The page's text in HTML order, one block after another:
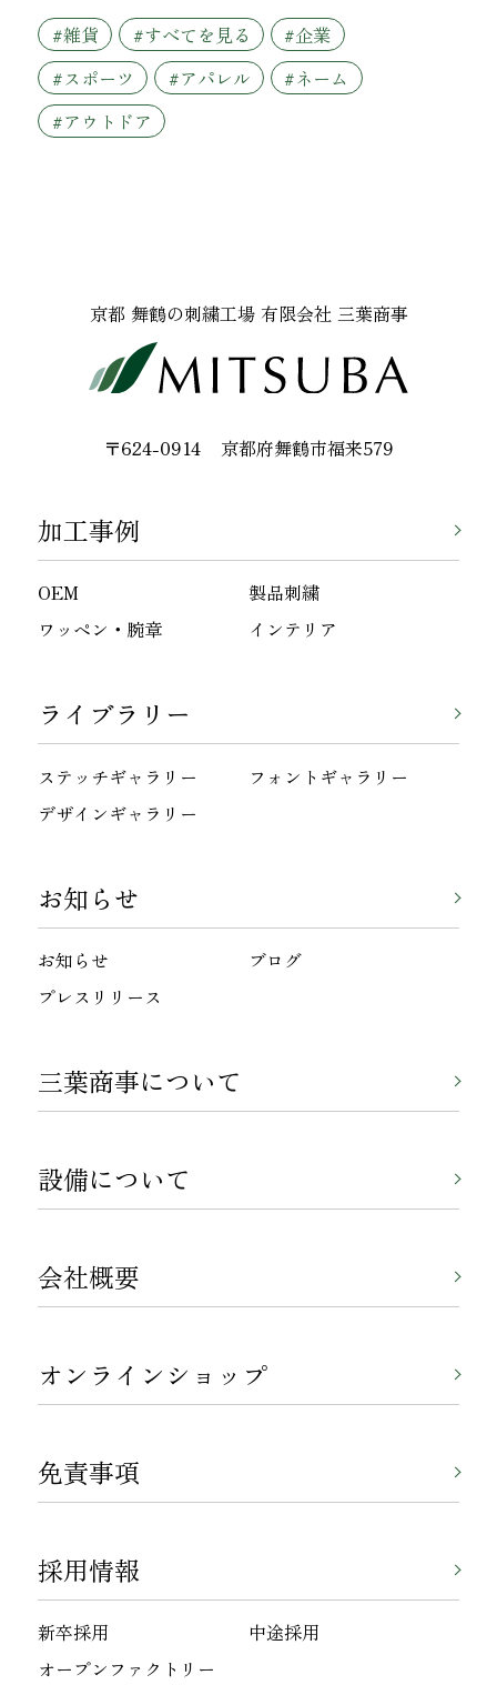
#雑貨 #すべてを見る
#企業
#スポーツ
#アパレル
#ネーム
#アウトドア
京都 舞鶴の刺繍工場 有限会社 三葉商事
〒624-0914 京都府舞鶴市福来579
加工事例
OEM
製品刺繍
ワッペン・腕章
インテリア
ライブラリー
ステッチギャラリー
フォントギャラリー
デザインギャラリー
お知らせ
お知らせ
ブログ
プレスリリース
三葉商事について
設備について
会社概要
オンラインショップ
免責事項
採用情報
新卒採用
中途採用
オープンファクトリー